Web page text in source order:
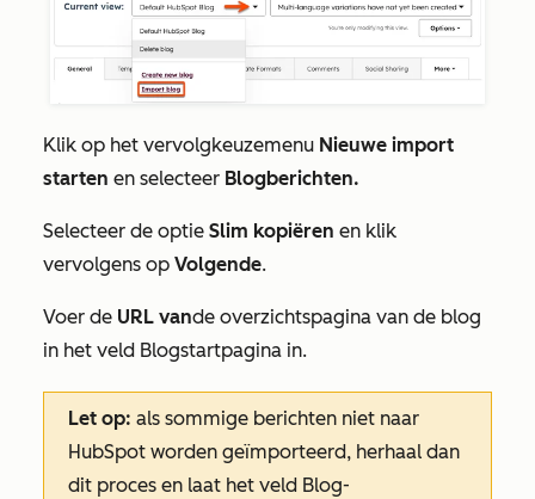
Klik op het vervolgkeuzemenu Nieuwe import
starten en selecteer Blogberichten.
Selecteer de optie Slim kopiëren en klik
vervolgens op Volgende.
Voer de URL vande overzichtspagina van de blog
in het veld Blogstartpagina in.
Let op: als sommige berichten niet naar
HubSpot worden geïmporteerd, herhaal dan
dit proces en laat het veld Blog-